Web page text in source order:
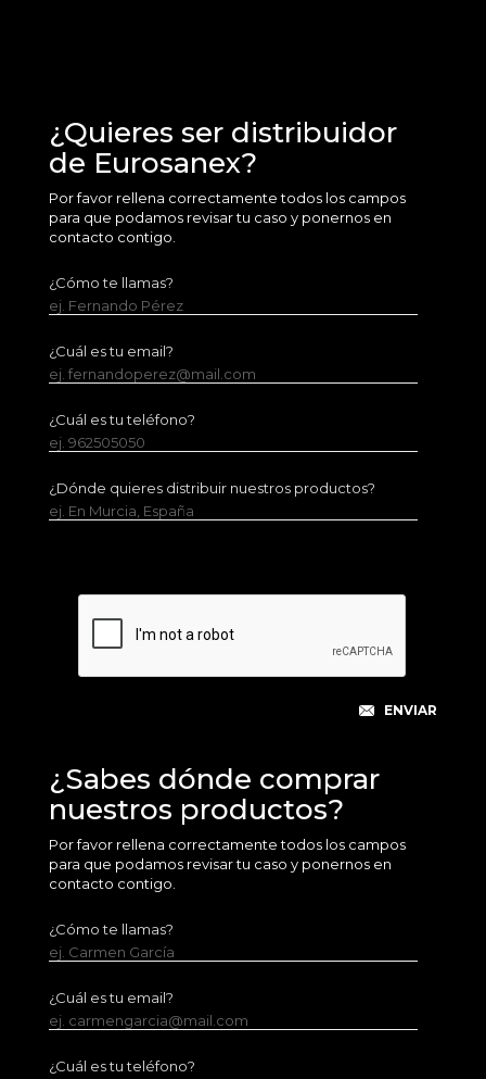
¿Quieres ser distribuidor
de Eurosanex?
Por favor rellena correctamente todos los campos
para que podamos revisar tu caso y ponernos en
contacto contigo.
¿Cómo te llamas?
ej. Fernando Pérez
¿Cuál es tu email?
ej. fernandoperez@mail.com
¿Cuál es tu teléfono?
ej. 962505050
¿Dónde quieres distribuir nuestros productos?
ej. En Murcia, España
¿Sabes dónde comprar
nuestros productos?
Por favor rellena correctamente todos los campos
para que podamos revisar tu caso y ponernos en
contacto contigo.
¿Cómo te llamas?
ej. Carmen García
¿Cuál es tu email?
ej. carmengarcia@mail.com
¿Cuál es tu teléfono?